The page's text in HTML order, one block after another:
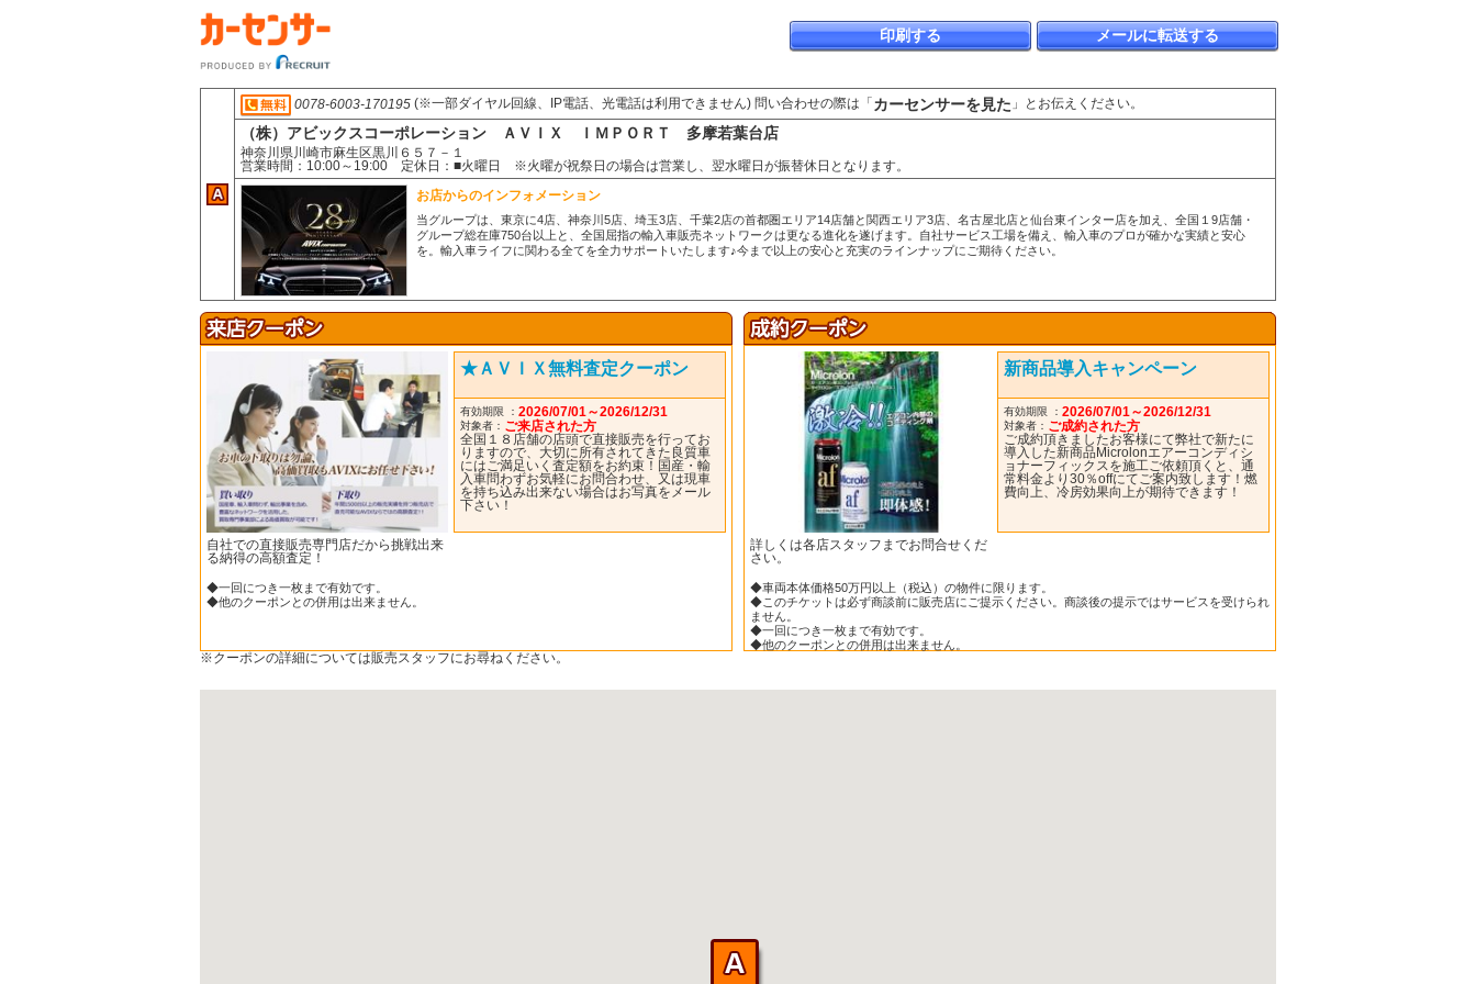
メールに転送する
印刷する
0078-6003-170195 (※一部ダイヤル回線、IP電話、光電話は利用できません) 問い合わせの際は「カーセンサーを見た 」とお伝えください。
（株）アビックスコーポレーション ＡＶＩＸ ＩＭＰＯＲＴ 多摩若葉台店
神奈川県川崎市麻生区黒川６５７－１
営業時間：10:00～19:00 定休日：■火曜日 ※火曜が祝祭日の場合は営業し、翌水曜日が振替休日となります。
お店からのインフォメーション
当グループは、東京に4店、神奈川5店、埼玉3店、千葉2店の首都圏エリア14店舗と関西エリア3店、名古屋北店と仙台東インター店を加え、全国１9店舗・
グループ総在庫750台以上と、全国屈指の輸入車販売ネットワークは更なる進化を遂げます。自社サービス工場を備え、輸入車のプロが確かな実績と安心
を。輸入車ライフに関わる全てを全力サポートいたします♪今まで以上の安心と充実のラインナップにご期待ください。
自社での直接販売専門店だから挑戦出来
る納得の高額査定！
★ＡＶＩＸ無料査定クーポン
有効期限 ： 2026/07/01～2026/12/31
対象者： ご来店された方
全国１８店舗の店頭で直接販売を行ってお
りますので、大切に所有されてきた良質車
にはご満足いく査定額をお約束！国産・輸
入車問わずお気軽にお問合わせ、又は現車
を持ち込み出来ない場合はお写真をメール
下さい！
◆一回につき一枚まで有効です。
◆他のクーポンとの併用は出来ません。
詳しくは各店スタッフまでお問合せくだ
さい。
新商品導入キャンペーン
有効期限 ： 2026/07/01～2026/12/31
対象者： ご成約された方
ご成約頂きましたお客様にて弊社で新たに
導入した新商品Microlonエアーコンディシ
ョナーフィックスを施工ご依頼頂くと、通
常料金より30％offにてご案内致します！燃
費向上、冷房効果向上が期待できます！
◆車両本体価格50万円以上（税込）の物件に限ります。
◆このチケットは必ず商談前に販売店にご提示ください。商談後の提示ではサービスを受けられ
ません。
◆一回につき一枚まで有効です。
◆他のクーポンとの併用は出来ません。
※クーポンの詳細については販売スタッフにお尋ねください。